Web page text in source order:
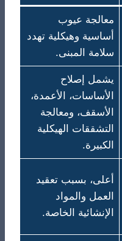
معالجة عيوب
أساسية وهيكلية تهدد
سلامة المبنى.
يشمل إصلاح
الأساسات، الأعمدة،
الأسقف، ومعالجة
التشققات الهيكلية
الكبيرة.
أعلى، بسبب تعقيد
العمل والمواد
الإنشائية الخاصة.